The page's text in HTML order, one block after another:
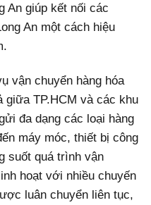
An giúp kết nối các
An một cách hiệu
vận chuyển hàng hóa
giữa TP.HCM và các khu
đa dạng các loại hàng
máy móc, thiết bị công
suốt quá trình vận
hoạt với nhiều chuyến
luân chuyển liên tục,